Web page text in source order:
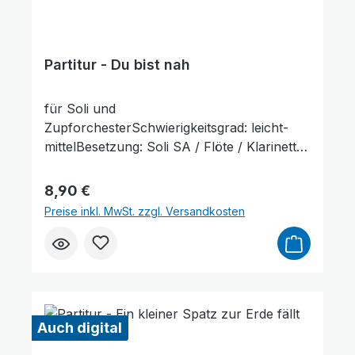
Partitur - Du bist nah
für Soli und
ZupforchesterSchwierigkeitsgrad: leicht-
mittelBesetzung: Soli SA / Flöte / Klarinette
KontrabassLieferumfang: Partitur und
Stimmenauszüge, Stimmenauszüge dürfen
als Kopiervorlage verwendet werden. Die
Lieferzeit beträgt ca. 7 Werktage, da dieser
Artikel erst nach Bestellung gedruckt wird.
Regulärer Preis:
8,90 €
Preise inkl. MwSt. zzgl. Versandkosten
Auch digital